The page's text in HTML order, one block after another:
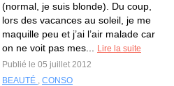
(normal, je suis blonde). Du coup,
lors des vacances au soleil, je me
maquille peu et j’ai l’air malade car
on ne voit pas mes...
Lire la suite
Publié le 05 juillet 2012
BEAUTÉ , CONSO